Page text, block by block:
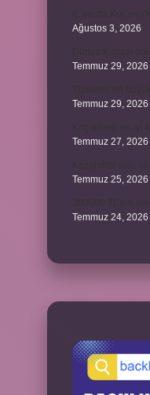
Ağustos 3, 2026
Temmuz 29, 2026
Temmuz 29, 2026
Temmuz 27, 2026
Temmuz 25, 2026
Temmuz 24, 2026